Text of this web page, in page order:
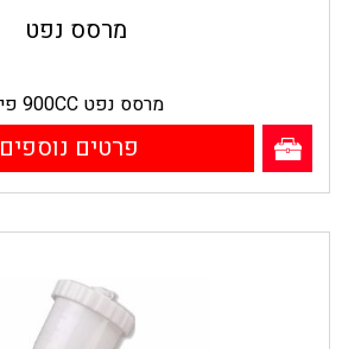
מרסס נפט
מרסס נפט 900CC פיה
פרטים נוספים